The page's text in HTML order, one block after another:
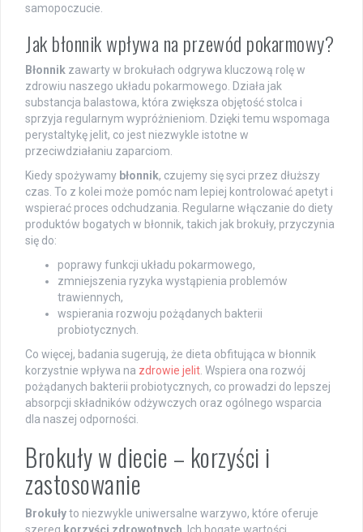
samopoczucie.
Jak błonnik wpływa na przewód pokarmowy?
Błonnik zawarty w brokułach odgrywa kluczową rolę w
zdrowiu naszego układu pokarmowego. Działa jak
substancja balastowa, która zwiększa objętość stolca i
sprzyja regularnym wypróżnieniom. Dzięki temu wspomaga
perystaltykę jelit, co jest niezwykle istotne w
przeciwdziałaniu zaparciom.
Kiedy spożywamy błonnik, czujemy się syci przez dłuższy
czas. To z kolei może pomóc nam lepiej kontrolować apetyt i
wspierać proces odchudzania. Regularne włączanie do diety
produktów bogatych w błonnik, takich jak brokuły, przyczynia
się do:
poprawy funkcji układu pokarmowego,
zmniejszenia ryzyka wystąpienia problemów
trawiennych,
wspierania rozwoju pożądanych bakterii
probiotycznych.
Co więcej, badania sugerują, że dieta obfitująca w błonnik
korzystnie wpływa na zdrowie jelit . Wspiera ona rozwój
pożądanych bakterii probiotycznych, co prowadzi do lepszej
absorpcji składników odżywczych oraz ogólnego wsparcia
dla naszej odporności.
Brokuły w diecie – korzyści i
zastosowanie
Brokułyto niezwykle uniwersalne warzywo, które oferuje
szereg korzyści zdrowotnych . Ich bogate wartości